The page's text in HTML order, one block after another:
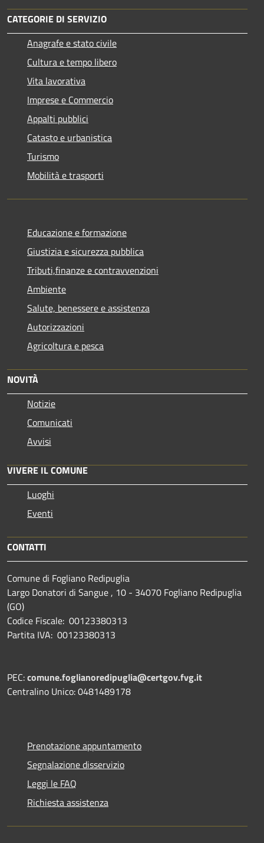
CATEGORIE DI SERVIZIO
Anagrafe e stato civile
Cultura e tempo libero
Vita lavorativa
Imprese e Commercio
Appalti pubblici
Catasto e urbanistica
Turismo
Mobilità e trasporti
Educazione e formazione
Giustizia e sicurezza pubblica
Tributi,finanze e contravvenzioni
Ambiente
Salute, benessere e assistenza
Autorizzazioni
Agricoltura e pesca
NOVITÀ
Notizie
Comunicati
Avvisi
VIVERE IL COMUNE
Luoghi
Eventi
CONTATTI
Comune di Fogliano Redipuglia
Largo Donatori di Sangue , 10 - 34070 Fogliano Redipuglia
(GO)
Codice Fiscale: 00123380313
Partita IVA: 00123380313
PEC:comune.foglianoredipuglia@certgov.fvg.it
Centralino Unico: 0481489178
Prenotazione appuntamento
Segnalazione disservizio
Leggi le FAQ
Richiesta assistenza